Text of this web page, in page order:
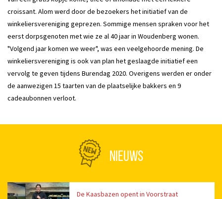
croissant. Alom werd door de bezoekers het initiatief van de
winkeliersvereniging geprezen. Sommige mensen spraken voor het
eerst dorpsgenoten met wie ze al 40 jaar in Woudenberg wonen.
"Volgend jaar komen we weer", was een veelgehoorde mening. De
winkeliersvereniging is ook van plan het geslaagde initiatief een
vervolg te geven tijdens Burendag 2020. Overigens werden er onder
de aanwezigen 15 taarten van de plaatselijke bakkers en 9
cadeaubonnen verloot.
NIEUWS
De Kaasbazen opent in Voorstraat